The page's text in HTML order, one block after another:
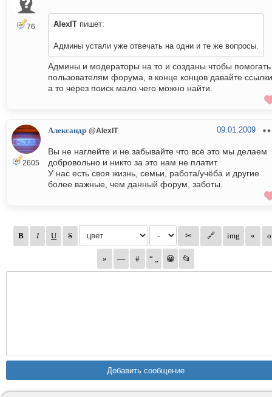
76 AlexIT пишет:
Админы устали уже отвечать на одни и те же вопросы.
Админы и модераторы на то и созданы чтобы помогать
пользователям форума, в конце концов давайте
а то через поиск мало чего можно найти.
2605
Александр @AlexIT 09.01.2009
Вы не наглейте и не забывайте что всё это мы делаем
добровольно и никто за это нам не платит.
У нас есть своя жизнь, семьи, работа/учёба и другие
более важные, чем данный форум, заботы.